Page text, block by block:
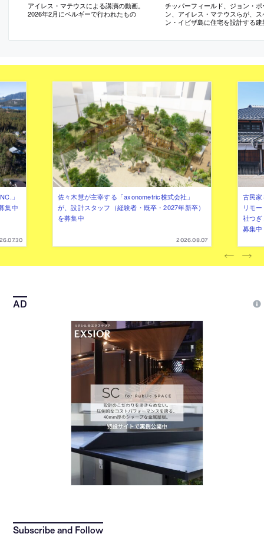
アイレス・マテウスによる講演の動画。
2026年2月にベルギーで行われたもの
チッパーフィールド、ジョン・ポ
ン、アイレス・マテウスらが、ス
ン・イビザ島に住宅を設計する建
の画像
」
集中
佐々木慧が主宰する「axonometric株式会社」
が、設計スタッフ（経験者・既卒・2027年新卒）
を募集中
2026.08.07
古民
リモ
社つ
募集中